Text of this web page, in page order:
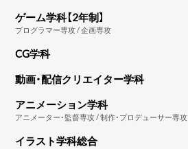
ゲーム学科【2年制】
プログラマー専攻 / 企画専攻
CG学科
動画・配信クリエイター学科
アニメーション学科
アニメーター・監督専攻 / 制作・プロデューサー専攻
イラスト学科総合